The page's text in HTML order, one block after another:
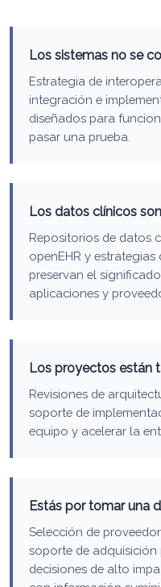
Los sistemas no se
Estrategia de
integración e
diseñados para
pasar una prueba.
Los datos clínicos
Repositorios de datos
openEHR y estrategias
preservan el
aplicaciones y
Los proyectos están
Revisiones de
soporte de
equipo y acelerar la
Estás por tomar una
Selección de
soporte de
decisiones de alto